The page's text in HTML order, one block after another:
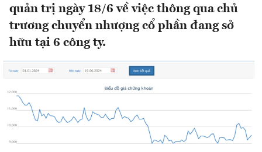
quản trị ngày 18/6 về việc thông qua chủ
trương chuyển nhượng cổ phần đang sở
hữu tại 6 công ty.